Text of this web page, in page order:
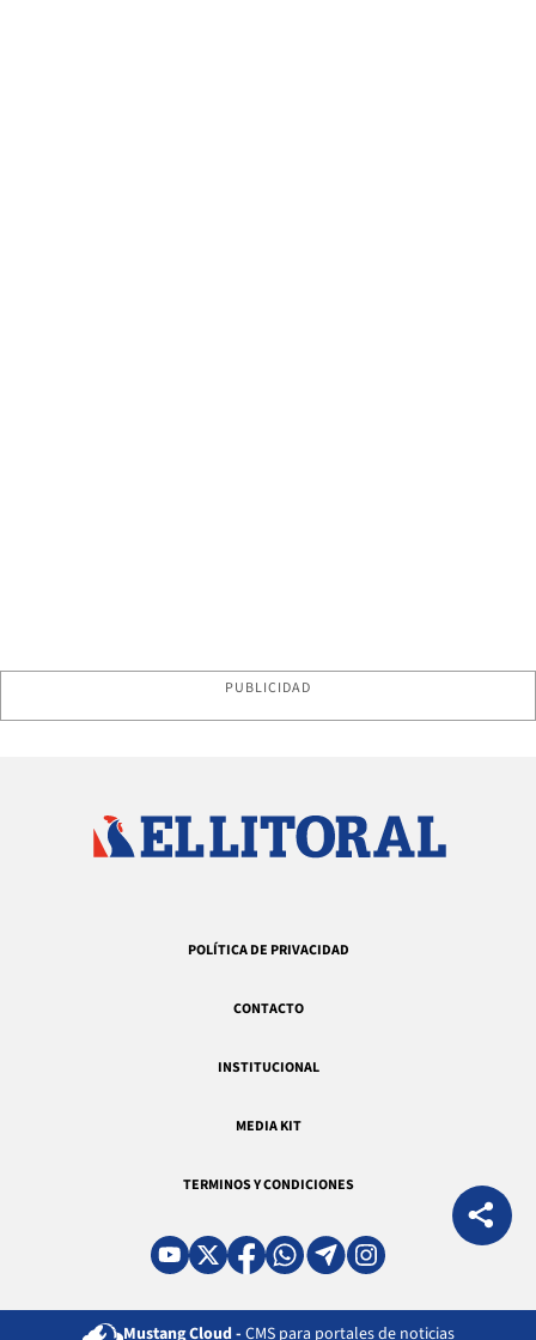
PUBLICIDAD
POLÍTICA DE PRIVACIDAD
CONTACTO
INSTITUCIONAL
MEDIA KIT
TERMINOS Y CONDICIONES
Mustang Cloud - CMS para portales de noticias